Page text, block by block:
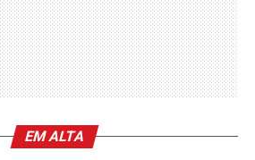
EM ALTA